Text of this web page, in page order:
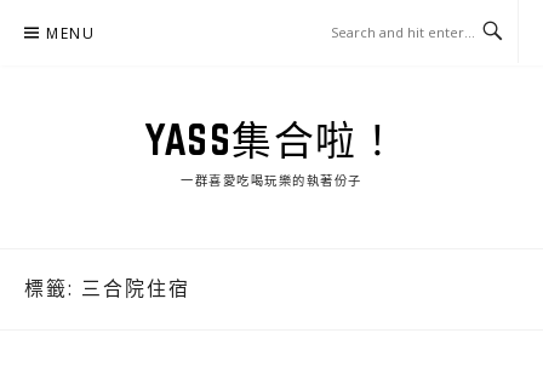
MENU
YASS集合啦！
一群喜愛吃喝玩樂的執著份子
標籤: 三合院住宿